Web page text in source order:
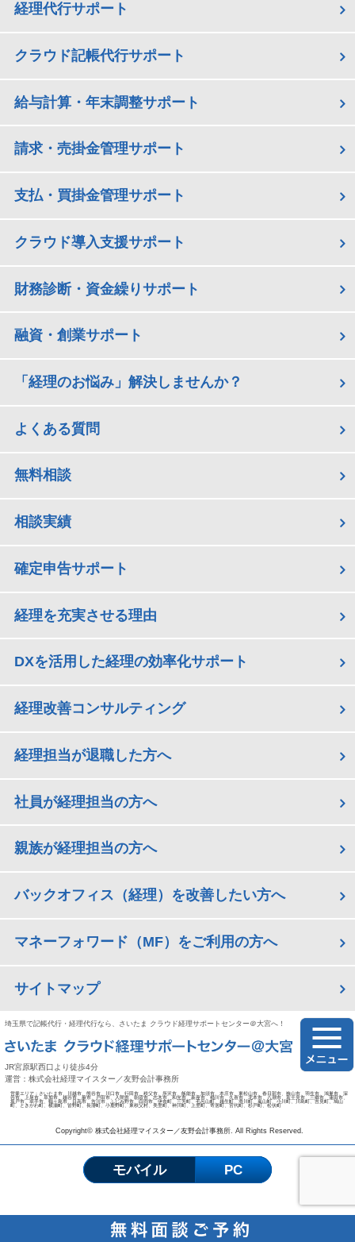
経理代行サポート
クラウド記帳代行サポート
給与計算・年末調整サポート
請求・売掛金管理サポート
支払・買掛金管理サポート
クラウド導入支援サポート
財務診断・資金繰りサポート
融資・創業サポート
「経理のお悩み」解決しませんか？
よくある質問
無料相談
相談実績
確定申告サポート
経理を充実させる理由
DXを活用した経理の効率化サポート
経理改善コンサルティング
経理担当が退職した方へ
社員が経理担当の方へ
親族が経理担当の方へ
バックオフィス（経理）を改善したい方へ
マネーフォワード（MF）をご利用の方へ
サイトマップ
埼玉県で記帳代行・経理代行なら、さいたま クラウド経理サポートセンター＠大宮へ！
JR宮原駅西口より徒歩4分
運営：株式会社経理マイスター／友野会計事務所
営業エリア：さいたま市、川越市、熊谷市、川口市、行田市、秩父市、所沢市、飯能市、加須市、本庄市、東松山市、春日部市、狭山市、羽生市、鴻巣市、深
谷市、上尾市、草加市、越谷市、蕨市、戸田市、入間市、朝霞市、志木市、和光市、新座市、桶川市、久喜市、北本市、八潮市、富士見市、三郷市、蓮田市、
坂戸市、幸手市、鶴ヶ島市、日高市、吉川市、ふじみ野市、白岡市、伊奈町、三芳町、毛呂山町、越生町、滑川町、嵐山町、小川町、川島町、吉見町、鳩山
町、ときがわ町、横瀬町、皆野町、長瀞町、小鹿野町、東秩父村、美里町、神川町、上里町、寄居町、宮代町、杉戸町、松伏町
Copyright© 株式会社経理マイスター／友野会計事務所. All Rights Reserved.
モバイル PC